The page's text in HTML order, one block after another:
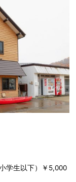
学生以下）￥5,000